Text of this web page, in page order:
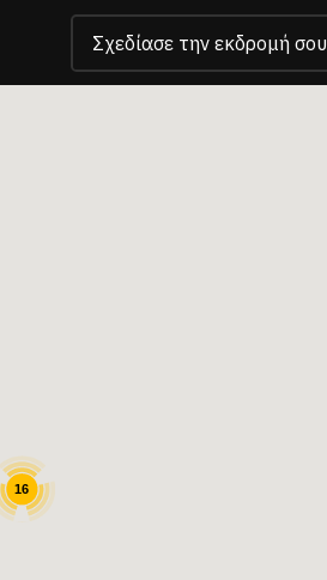
Σχεδίασε την εκδρομή σου
16